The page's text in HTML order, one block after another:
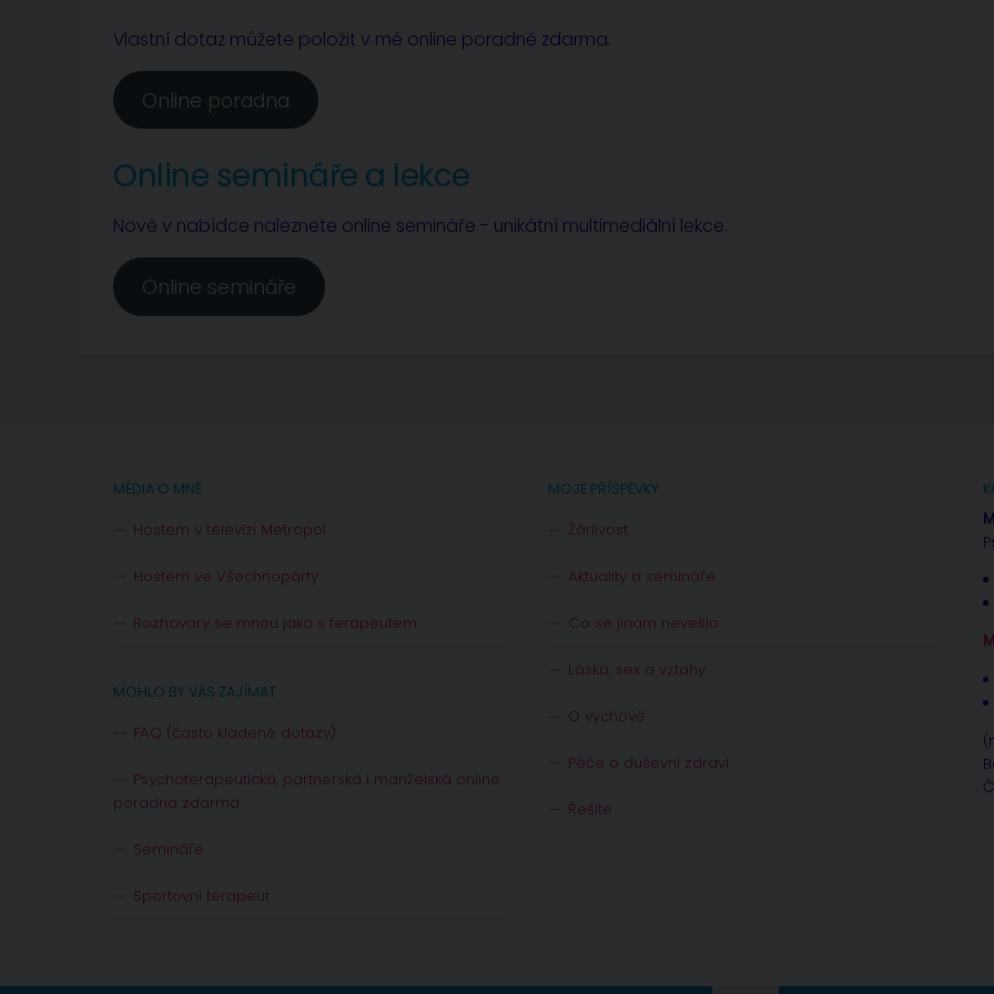
Vlastní dotaz můžete položit v mé online poradně zdarma.
Online poradna
Online semináře a lekce
Nově v nabídce naleznete online semináře - unikátní multimediální lekce.
Online semináře
MÉDIA O MNĚ
Hostem v televizi Metropol
Hostem ve Všechnopárty
Rozhovory se mnou jako s terapeutem
MOHLO BY VÁS ZAJÍMAT
FAQ (často kladené dotazy)
Psychoterapeutická, partnerská i manželská online
poradna zdarma
Semináře
Sportovní terapeut
MOJE PŘÍSPĚVKY
Žárlivost
Aktuality a semináře
Co se jinam nevešlo
Láska, sex a vztahy
O výchově
Péče o duševní zdraví
Řešíte